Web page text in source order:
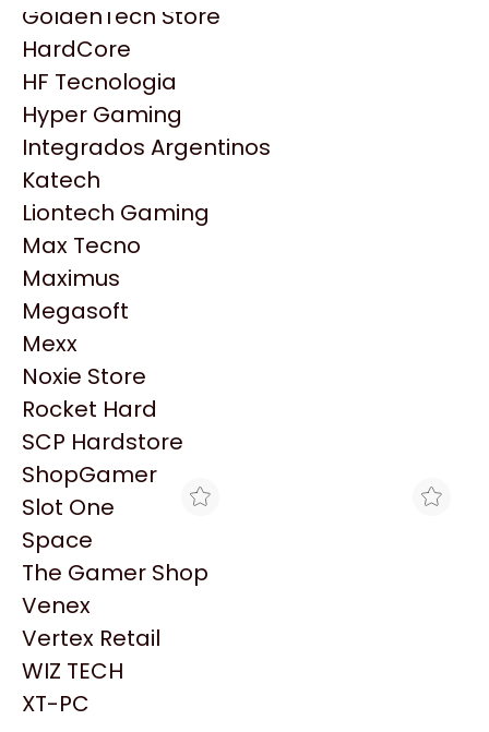
HP
HyperX
INNO3D
Intel
Kingston
Lenovo
Logitech
MSI
NVIDIA GeForce
NZXT
PNY
Palit
Philips
PowerColor
Razer
Redragon
Samsung
Sandisk
Sapphire
Seagate
Sentey
Solarmax
GoldenTech Store
HardCore
HF Tecnologia
Hyper Gaming
Integrados Argentinos
Katech
Liontech Gaming
Max Tecno
Maximus
Megasoft
Mexx
Noxie Store
Rocket Hard
SCP Hardstore
ShopGamer
Slot One
Space
The Gamer Shop
Venex
Vertex Retail
WIZ TECH
XT-PC
Productos
Similares
Explorá más productos similares
MAXIMUS
MOTHERBOARD
GAMING PLUS WIFI6E AM5
$233.280